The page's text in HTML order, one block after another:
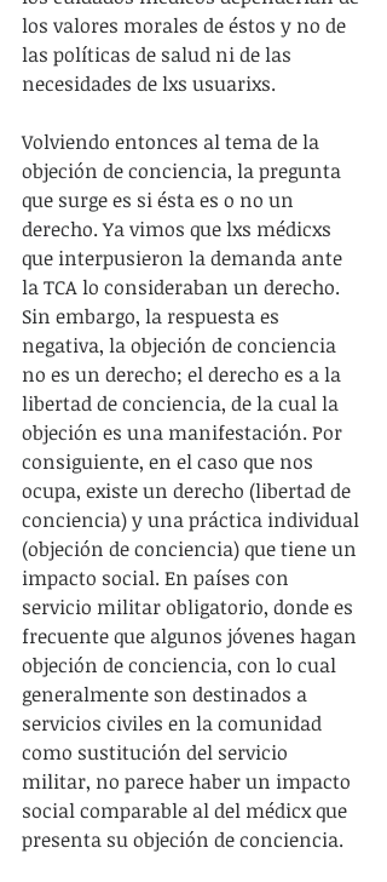
los valores morales de éstos y no de
las políticas de salud ni de las
necesidades de lxs usuarixs.
Volviendo entonces al tema de la
objeción de conciencia, la pregunta
que surge es si ésta es o no un
derecho. Ya vimos que lxs médicxs
que interpusieron la demanda ante
la TCA lo consideraban un derecho.
Sin embargo, la respuesta es
negativa, la objeción de conciencia
no es un derecho; el derecho es a la
libertad de conciencia, de la cual la
objeción es una manifestación. Por
consiguiente, en el caso que nos
ocupa, existe un derecho (libertad de
conciencia) y una práctica individual
(objeción de conciencia) que tiene un
impacto social. En países con
servicio militar obligatorio, donde es
frecuente que algunos jóvenes hagan
objeción de conciencia, con lo cual
generalmente son destinados a
servicios civiles en la comunidad
como sustitución del servicio
militar, no parece haber un impacto
social comparable al del médicx que
presenta su objeción de conciencia.